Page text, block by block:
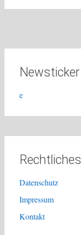
Newsticker
Rechtliches
Datenschutz
Impressum
Kontakt